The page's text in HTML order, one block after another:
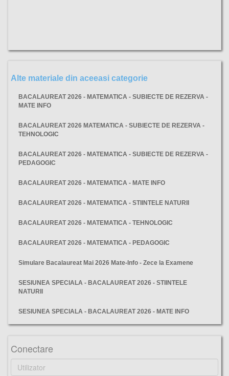
Alte materiale din aceeasi categorie
BACALAUREAT 2026 - MATEMATICA - SUBIECTE DE REZERVA -
MATE INFO
BACALAUREAT 2026 MATEMATICA - SUBIECTE DE REZERVA -
TEHNOLOGIC
BACALAUREAT 2026 - MATEMATICA - SUBIECTE DE REZERVA -
PEDAGOGIC
BACALAUREAT 2026 - MATEMATICA - MATE INFO
BACALAUREAT 2026 - MATEMATICA - STIINTELE NATURII
BACALAUREAT 2026 - MATEMATICA - TEHNOLOGIC
BACALAUREAT 2026 - MATEMATICA - PEDAGOGIC
Simulare Bacalaureat Mai 2026 Mate-Info - Zece la Examene
SESIUNEA SPECIALA - BACALAUREAT 2026 - STIINTELE
NATURII
SESIUNEA SPECIALA - BACALAUREAT 2026 - MATE INFO
Conectare